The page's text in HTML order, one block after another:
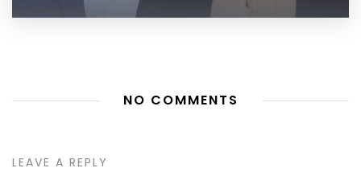
NO COMMENTS
LEAVE A REPLY